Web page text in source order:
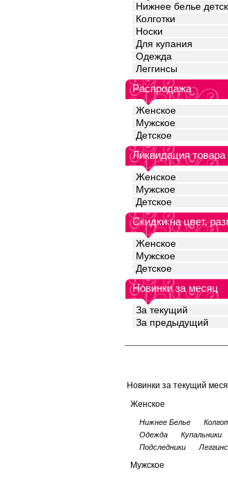
Нижнее белье
Колготки
Носки
Для купания
Одежда
Леггинсы
Распродажа
Женское
Мужское
Детское
Ликвидация товара
Женское
Мужское
Детское
Скидки на цвет,
Женское
Мужское
Детское
Новинки за месяц
За текущий
За предыдущий
Новинки за текущий
Женское
Нижнее Белье
Одежда
Купальники
Подследники
Мужское